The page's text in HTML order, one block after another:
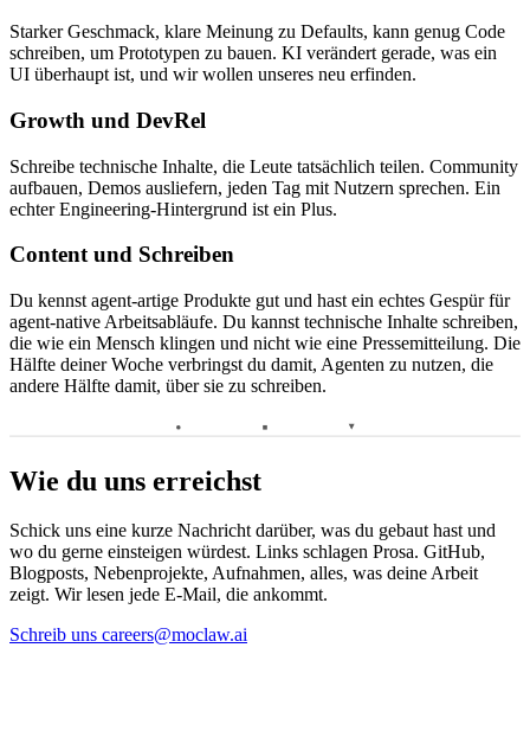
Starker Geschmack, klare Meinung zu Defaults, kann genug Code
schreiben, um Prototypen zu bauen. KI verändert gerade, was ein
UI überhaupt ist, und wir wollen unseres neu erfinden.
Growth und DevRel
Schreibe technische Inhalte, die Leute tatsächlich teilen. Community
aufbauen, Demos ausliefern, jeden Tag mit Nutzern sprechen. Ein
echter Engineering-Hintergrund ist ein Plus.
Content und Schreiben
Du kennst agent-artige Produkte gut und hast ein echtes Gespür für
agent-native Arbeitsabläufe. Du kannst technische Inhalte schreiben,
die wie ein Mensch klingen und nicht wie eine Pressemitteilung. Die
Hälfte deiner Woche verbringst du damit, Agenten zu nutzen, die
andere Hälfte damit, über sie zu schreiben.
Wie du uns erreichst
Schick uns eine kurze Nachricht darüber, was du gebaut hast und
wo du gerne einsteigen würdest. Links schlagen Prosa. GitHub,
Blogposts, Nebenprojekte, Aufnahmen, alles, was deine Arbeit
zeigt. Wir lesen jede E-Mail, die ankommt.
Schreib uns careers@moclaw.ai